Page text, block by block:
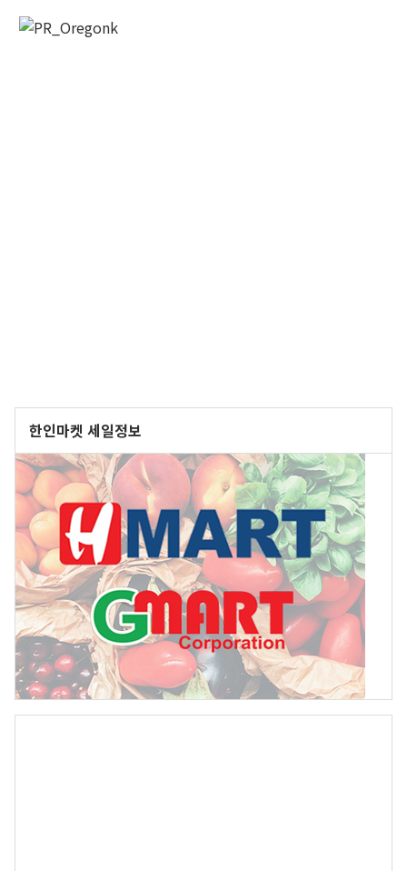
한인마켓 세일정보